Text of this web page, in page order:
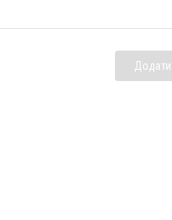
Додати